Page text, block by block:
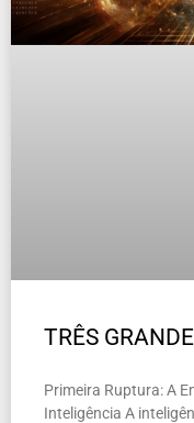
TRÊS
Primeira Ruptura: A
Inteligência A